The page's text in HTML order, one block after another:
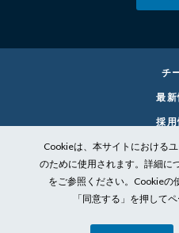
チ
最新
採用
お問
リ
個人情
Cookieは、本サイトにおける
のために使用されます。詳細に
をご参照ください。Cookieの
「同意する」を押して